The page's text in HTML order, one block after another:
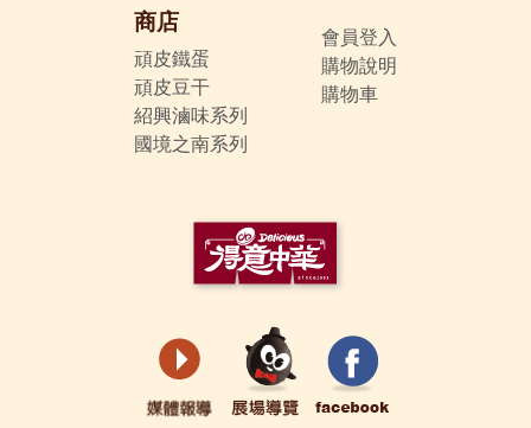
商店
頑皮鐵蛋
頑皮豆干
紹興滷味系列
國境之南系列
會員登入
購物說明
購物車